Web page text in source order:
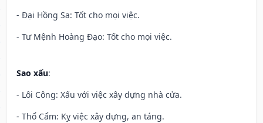
- Đại Hồng Sa: Tốt cho mọi việc.
- Tư Mệnh Hoàng Đạo: Tốt cho mọi việc.
Sao xấu:
- Lôi Công: Xấu với việc xây dựng nhà cửa.
- Thổ Cẩm: Kỵ việc xây dựng, an táng.